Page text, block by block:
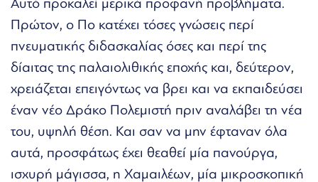
Πρώτον, ο Πο κατέχει τόσες γνώσεις περί
πνευματικής διδασκαλίας όσες και περί της
δίαιτας της παλαιολιθικής εποχής και, δεύτερον,
χρειάζεται επειγόντως να βρει και να εκπαιδεύσει
έναν νέο Δράκο Πολεμιστή πριν αναλάβει τη νέα
του, υψηλή θέση. Και σαν να μην έφταναν όλα
αυτά, προσφάτως έχει θεαθεί μία πανούργα,
ισχυρή μάγισσα, η Χαμαιλέων, μία μικροσκοπική